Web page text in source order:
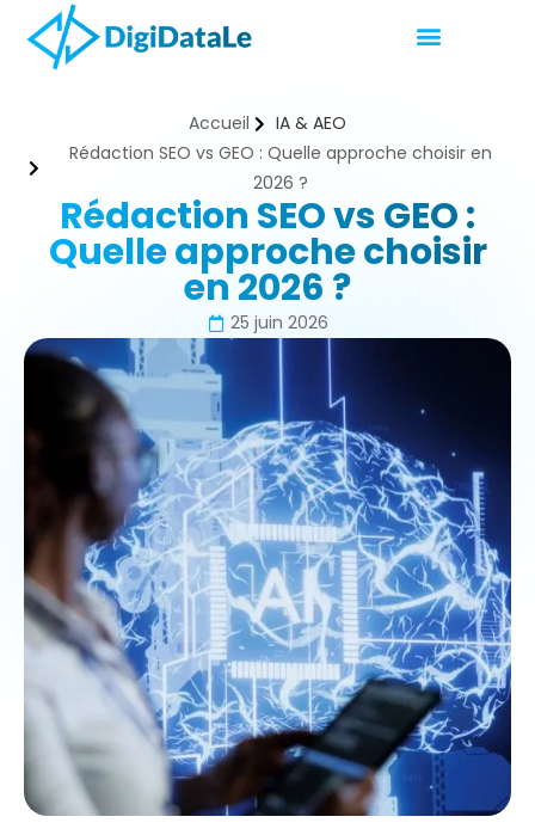
Accueil
IA & AEO
Rédaction SEO vs GEO : Quelle approche choisir en
2026 ?
Rédaction SEO vs GEO :
Quelle approche choisir
en 2026 ?
25 juin 2026